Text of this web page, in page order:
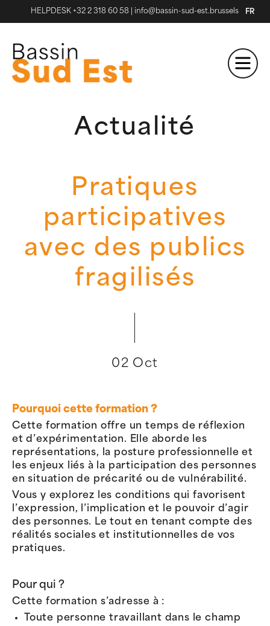
HELPDESK +32 2 318 60 58 info@bassin-sud-est.brussels FR
Actualité
Pratiques
participatives
avec des publics
fragilisés
02 Oct
Pourquoi cette formation ?
Cette formation offre un temps de réflexion
et d’expérimentation. Elle aborde les
représentations, la posture professionnelle et
les enjeux liés à la participation des personnes
en situation de précarité ou de vulnérabilité.
Vous y explorez les conditions qui favorisent
l’expression, l’implication et le pouvoir d’agir
des personnes. Le tout en tenant compte des
réalités sociales et institutionnelles de vos
pratiques.
Pour qui ?
Cette formation s’adresse à :
Toute personne travaillant dans le champ